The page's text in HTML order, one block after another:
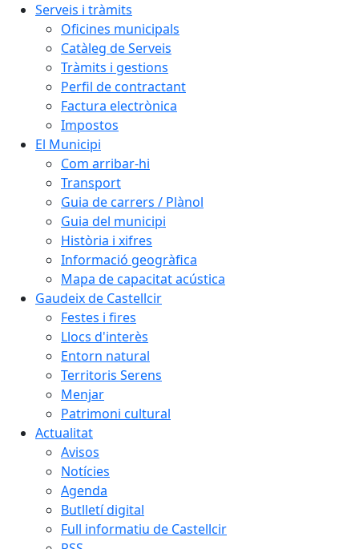
Serveis i tràmits
Oficines municipals
Catàleg de Serveis
Tràmits i gestions
Perfil de contractant
Factura electrònica
Impostos
El Municipi
Com arribar-hi
Transport
Guia de carrers / Plànol
Guia del municipi
Història i xifres
Informació geogràfica
Mapa de capacitat acústica
Gaudeix de Castellcir
Festes i fires
Llocs d'interès
Entorn natural
Territoris Serens
Menjar
Patrimoni cultural
Actualitat
Avisos
Notícies
Agenda
Butlletí digital
Full informatiu de Castellcir